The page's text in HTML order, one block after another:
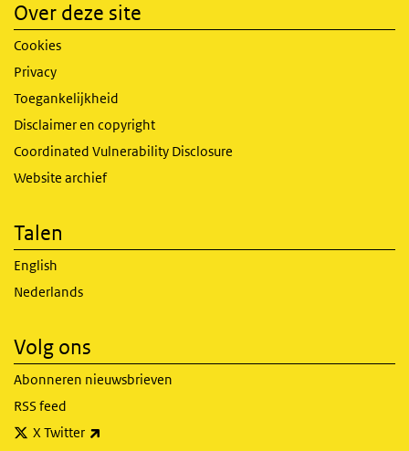
Over deze site
Cookies
Privacy
Toegankelijkheid
Disclaimer en copyright
Coordinated Vulnerability Disclosure
Website archief
Talen
English
Nederlands
Volg ons
Abonneren nieuwsbrieven
RSS feed
X Twitter